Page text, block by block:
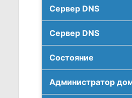
Сервер DNS
Сервер DNS
Соcтояние
Администратор